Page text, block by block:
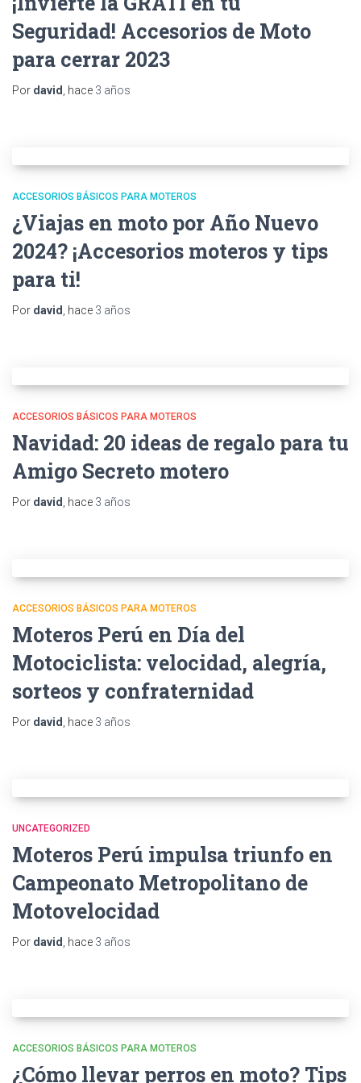
Seguridad! Accesorios de Moto
para cerrar 2023
Por david , hace 3 años
ACCESORIOS BÁSICOS PARA MOTEROS
¿Viajas en moto por Año Nuevo
2024? ¡Accesorios moteros y tips
para ti!
Por david , hace 3 años
ACCESORIOS BÁSICOS PARA MOTEROS
Navidad: 20 ideas de regalo para tu
Amigo Secreto motero
Por david , hace 3 años
ACCESORIOS BÁSICOS PARA MOTEROS
Moteros Perú en Día del
Motociclista: velocidad, alegría,
sorteos y confraternidad
Por david , hace 3 años
UNCATEGORIZED
Moteros Perú impulsa triunfo en
Campeonato Metropolitano de
Motovelocidad
Por david , hace 3 años
ACCESORIOS BÁSICOS PARA MOTEROS
¿Cómo llevar perros en moto? Tips